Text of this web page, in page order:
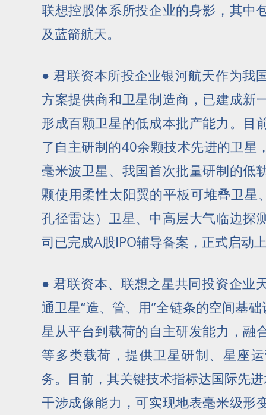
联想控股体系所投企业的身影，其中
及蓝箭航天。
● 君联资本所投企业银河航天作为我
方案提供商和卫星制造商，已建成新
形成百颗卫星的低成本批产能力。目
了自主研制的40余颗技术先进的卫星
毫米波卫星、我国首次批量研制的低
颗使用柔性太阳翼的平板可堆叠卫星
孔径雷达）卫星、中高层大气临边探
司已完成A股IPO辅导备案，正式启动
● 君联资本、联想之星共同投资企业
通卫星“造、管、用”全链条的空间基
星从平台到载荷的自主研发能力，融
等多类载荷，提供卫星研制、星座
务。目前，其关键技术指标达国际先
干涉成像能力，可实现地表毫米级形